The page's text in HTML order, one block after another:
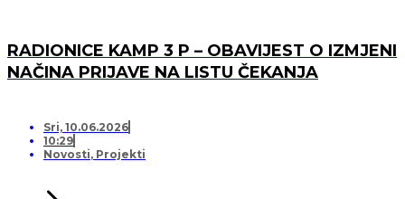
RADIONICE KAMP 3 P – OBAVIJEST O IZMJENI
NAČINA PRIJAVE NA LISTU ČEKANJA
Sri, 10.06.2026
10:29
Novosti, Projekti